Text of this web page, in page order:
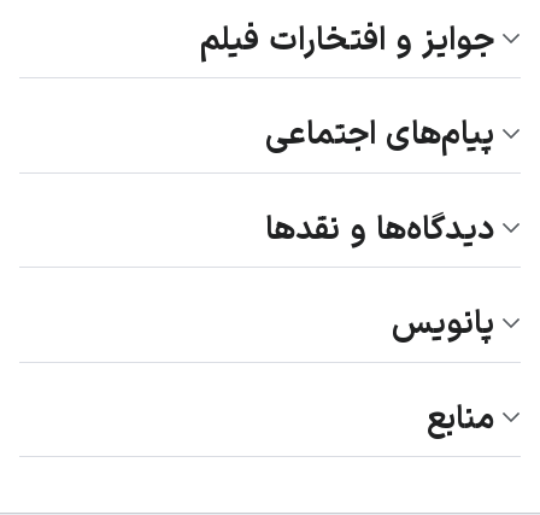
جوایز و افتخارات فیلم
پیام‌های اجتماعی
دیدگاه‌ها و نقدها
پانویس
منابع